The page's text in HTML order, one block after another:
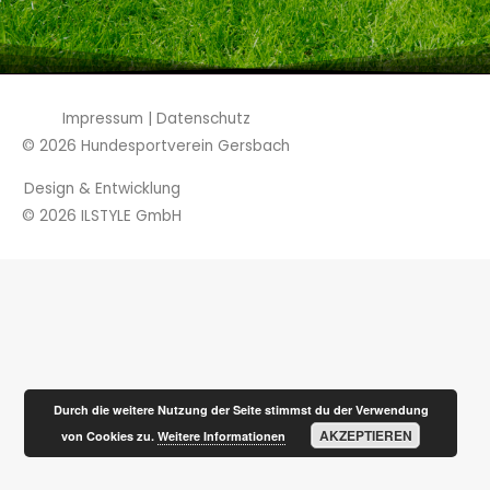
Impressum
Datenschutz
© 2026 Hundesportverein Gersbach
Design & Entwicklung
© 2026 ILSTYLE GmbH
Durch die weitere Nutzung der Seite stimmst du der Verwendung
von Cookies zu.Weitere Informationen AKZEPTIEREN